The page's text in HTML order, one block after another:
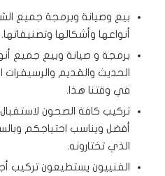
بيع وصيانة وبرمجة جميع
أنواعها وأشكالها وتصنيفاتها.
برمجة و صيانة وبيع جميع
الحديث والقديم
في وقتنا هذا.
تركيب كافة الصحون
أفضل ويناسب احتياجكم
الذي تختارونه.
الفنييون يستطيعون تركيب